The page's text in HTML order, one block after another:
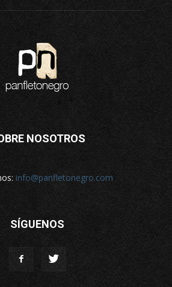
NOSOTROS
info@panfletonegro.com
SÍGUENOS